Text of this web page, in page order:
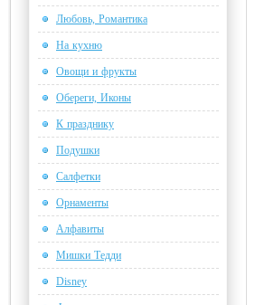
Любовь, Романтика
На кухню
Овощи и фрукты
Обереги, Иконы
К празднику
Подушки
Салфетки
Орнаменты
Алфавиты
Мишки Тедди
Disney